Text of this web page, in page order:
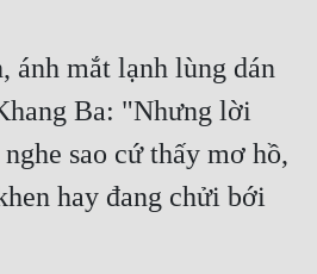
ánh mắt lạnh lùng dán
Ba: "Nhưng lời
sao cứ thấy mơ hồ,
hay đang chửi bới